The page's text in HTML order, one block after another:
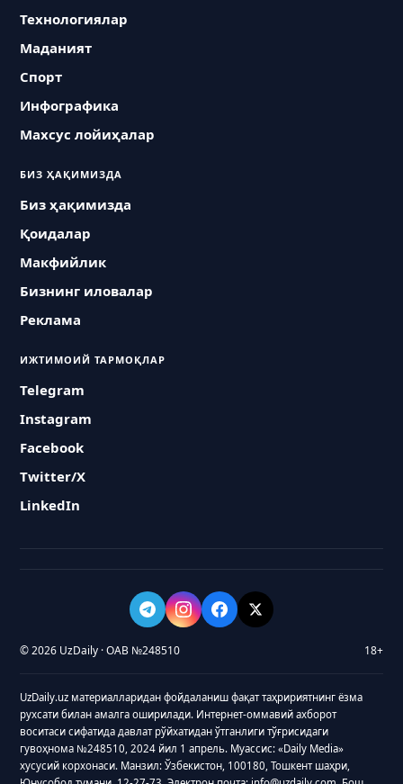
Технологиялар
Маданият
Спорт
Инфографика
Махсус лойиҳалар
БИЗ ҲАҚИМИЗДА
Биз ҳақимизда
Қоидалар
Макфийлик
Бизнинг иловалар
Реклама
ИЖТИМОИЙ ТАРМОҚЛАР
Telegram
Instagram
Facebook
Twitter/X
LinkedIn
© 2026 UzDaily · ОАВ №248510 18+
UzDaily.uz материалларидан фойдаланиш фақат таҳририятнинг ёзма
рухсати билан амалга оширилади. Интернет-оммавий ахборот
воситаси сифатида давлат рўйхатидан ўтганлиги тўғрисидаги
гувоҳнома №248510, 2024 йил 1 апрель. Муассис: «Daily Media»
хусусий корхонаси. Манзил: Ўзбекистон, 100180, Тошкент шаҳри,